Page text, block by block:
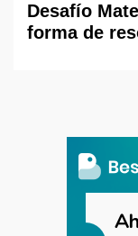
Desafío
forma de